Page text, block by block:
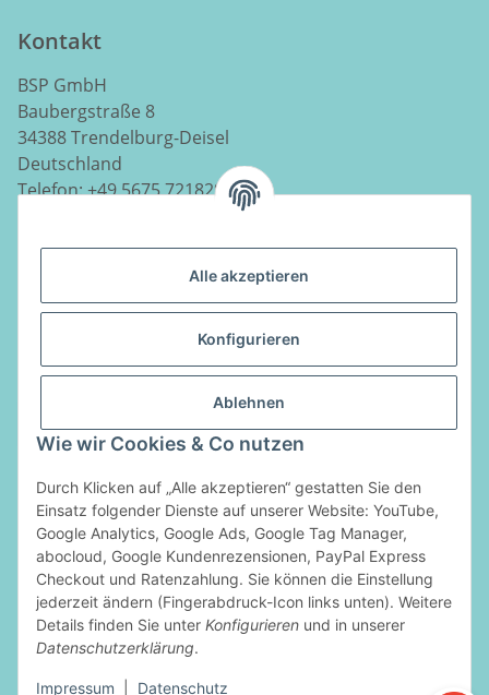
Alle akzeptieren
Konfigurieren
Ablehnen
Wie wir Cookies & Co nutzen
Durch Klicken auf „Alle akzeptieren“ gestatten Sie den
Einsatz folgender Dienste auf unserer Website: YouTube,
Google Analytics, Google Ads, Google Tag Manager,
abocloud, Google Kundenrezensionen, PayPal Express
Checkout und Ratenzahlung. Sie können die Einstellung
jederzeit ändern (Fingerabdruck-Icon links unten). Weitere
Details finden Sie unter Konfigurieren und in unserer
Datenschutzerklärung.
Impressum Datenschutz
Kontakt
BSP GmbH
Baubergstraße 8
34388 Trendelburg-Deisel
Deutschland
Telefon:+49 5675 7218290
Informationen
Gesetzliche Informationen
Zahlungsarten